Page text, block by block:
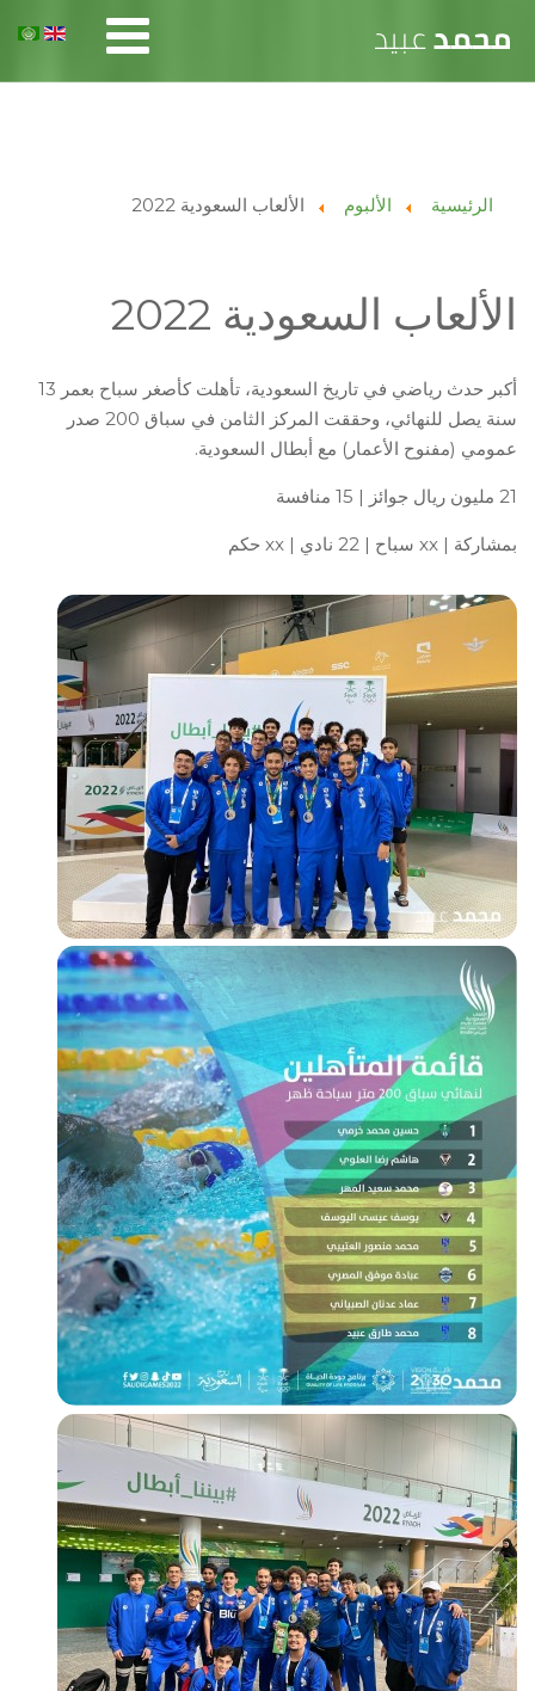
الرئيسية الألبوم الألعاب السعودية 2022
الألعاب السعودية 2022
أكبر حدث رياضي في تاريخ السعودية، تأهلت كأصغر سباح بعمر 13
سنة يصل للنهائي، وحققت المركز الثامن في سباق 200 صدر
عمومي (مفنوح الأعمار) مع أبطال السعودية.
21 مليون ريال جوائز | 15 منافسة
بمشاركة | xx سباح | 22 نادي | xx حكم